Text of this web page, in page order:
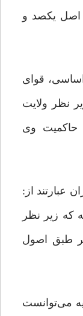
اصل یکصد و
قوای
نظر ولایت
حاکمیت وی
عبارتند از:
که زیر نظر
طبق اصول
می‌توانست